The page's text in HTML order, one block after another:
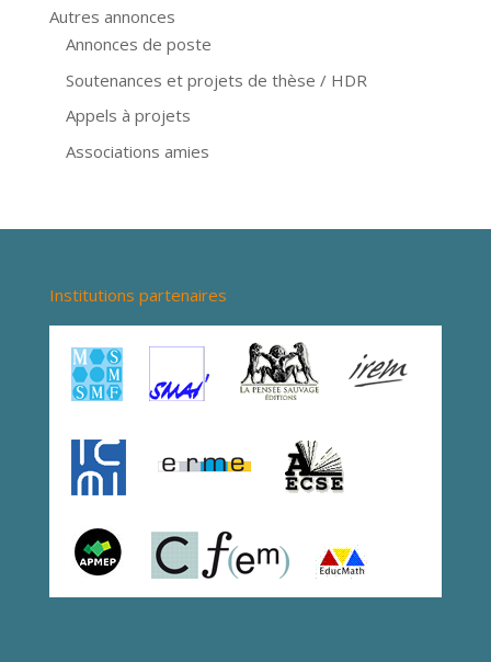
Autres annonces
Annonces de poste
Soutenances et projets de thèse / HDR
Appels à projets
Associations amies
Institutions partenaires